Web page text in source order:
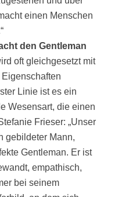
einen Menschen
den Gentleman
oft gleichgesetzt mit
Linie ist es ein
Wesensart, die einen
Frieser: „Unser
gebildeter Mann,
Gentleman. Er ist
empathisch,
bei seinem